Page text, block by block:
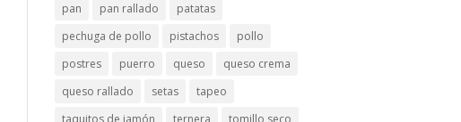
pan
pan rallado
patatas
pechuga de pollo
pistachos
pollo
postres
puerro queso
queso crema
queso rallado
setas
tapeo
taquitos de jamón
ternera
tomillo seco